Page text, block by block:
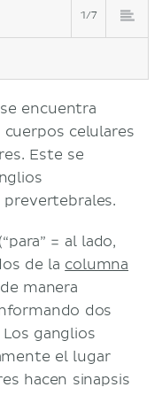
1/7
encuentra
celulares
Este se
(“para” = al lado,
de la columna
manera
dos
Los ganglios
el lugar
hacen sinapsis